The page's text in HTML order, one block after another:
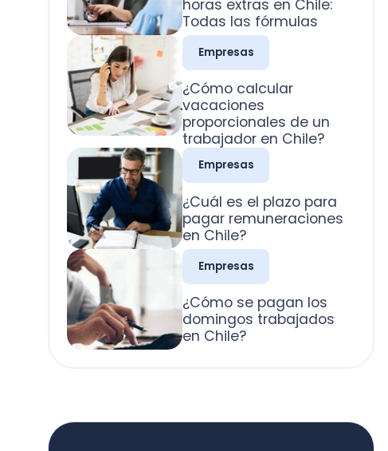
¿Cómo calcular
vacaciones
proporcionales de un
trabajador en Chile?
Empresas
¿Cuál es el plazo para
pagar remuneraciones
en Chile?
Empresas
¿Cómo se pagan los
domingos trabajados
en Chile?
Calculadoras gratuitas Nubox para